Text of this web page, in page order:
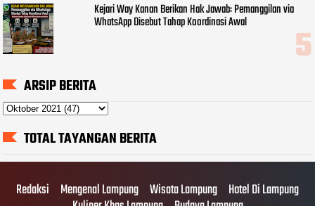
Kejari Way Kanan Berikan Hak Jawab: Pemanggilan via
WhatsApp Disebut Tahap Koordinasi Awal
ARSIP BERITA
TOTAL TAYANGAN BERITA
Redaksi Mengenal Lampung Wisata Lampung Hotel Di Lampung